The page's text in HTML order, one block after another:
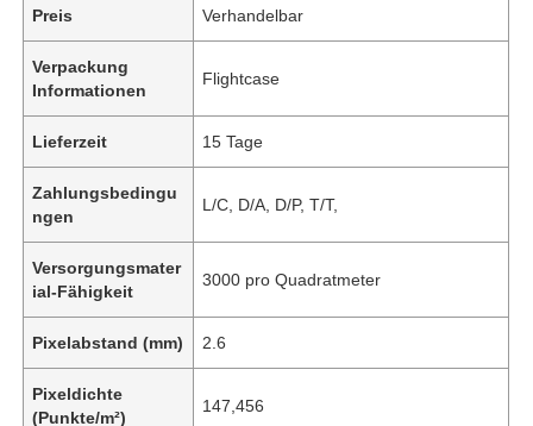
Preis Verhandelbar
Verpackung
Informationen
Flightcase
Lieferzeit 15 Tage
Zahlungsbedingu
ngen
L/C, D/A, D/P, T/T,
Versorgungsmater
ial-Fähigkeit
3000 pro Quadratmeter
Pixelabstand (mm) 2.6
Pixeldichte
(Punkte/m²)
147,456